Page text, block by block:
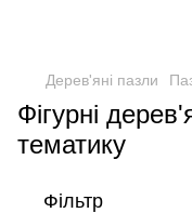
Дерев'яні пазли
Фігурні
тематику
Фільтр